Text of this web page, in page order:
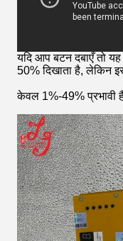
यदि आप बटन दबाएँ तो
50% दिखाता है, लेकिन
केवल 1%-49% प्रभावी